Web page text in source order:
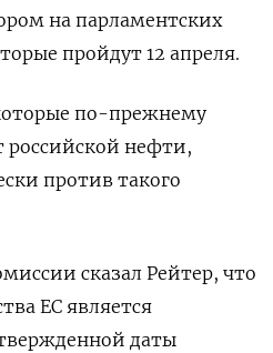
‌на парламентских
пройдут 12 апреля.
​по-прежнему
российской нефти,
‌против такого
сказал Рейтер, что
ЕС ​является
даты